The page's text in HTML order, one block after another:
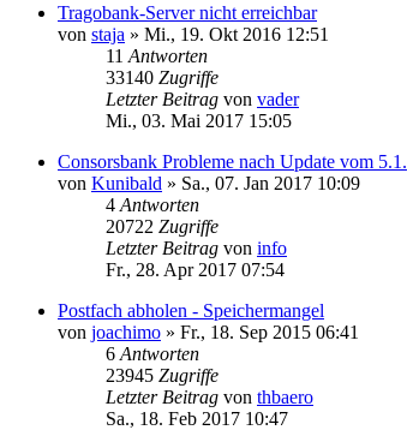
Tragobank-Server nicht erreichbar
von staja » Mi., 19. Okt 2016 12:51
11 Antworten
33140 Zugriffe
Letzter Beitrag von vader
Mi., 03. Mai 2017 15:05
Consorsbank Probleme nach Update vom 5.1.
von Kunibald » Sa., 07. Jan 2017 10:09
4 Antworten
20722 Zugriffe
Letzter Beitrag von info
Fr., 28. Apr 2017 07:54
Postfach abholen - Speichermangel
von joachimo » Fr., 18. Sep 2015 06:41
6 Antworten
23945 Zugriffe
Letzter Beitrag von thbaero
Sa., 18. Feb 2017 10:47